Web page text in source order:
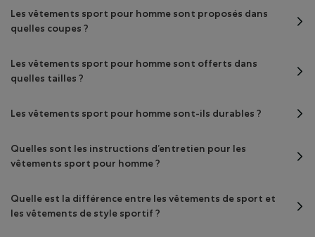
Les vêtements sport pour homme sont proposés dans
quelles coupes ?
Les vêtements sport pour homme sont offerts dans
quelles tailles ?
Les vêtements sport pour homme sont-ils durables ?
Quelles sont les instructions d’entretien pour les
vêtements sport pour homme ?
Quelle est la différence entre les vêtements de sport et
les vêtements de style sportif ?